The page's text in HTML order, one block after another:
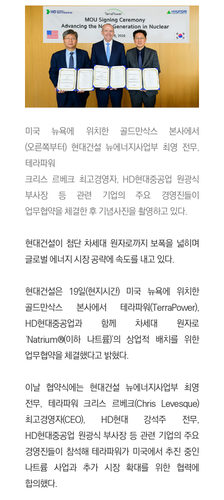
미국 뉴욕에 위치한 골드만삭스 본사에서
(오른쪽부터) 현대건설 뉴에너지사업부 최영 전무,
테라파워
크리스 르베크 최고경영자, HD현대중공업 원광식
부사장 등 관련 기업의 주요 경영진들이
업무협약을 체결한 후 기념사진을 촬영하고 있다.
현대건설이 첨단 차세대 원자로까지 보폭을 넓히며
글로벌 에너지 시장 공략에 속도를 내고 있다.
현대건설은 19일(현지시간) 미국 뉴욕에 위치한
골드만삭스 본사에서 테라파워(TerraPower),
HD현대중공업과 함께 차세대 원자로
‘Natrium®(이하 나트륨)’의 상업적 배치를 위한
업무협약을 체결했다고 밝혔다.
이날 협약식에는 현대건설 뉴에너지사업부 최영
전무, 테라파워 크리스 르베크(Chris Levesque)
최고경영자(CEO), HD현대 강석주 전무,
HD현대중공업 원광식 부사장 등 관련 기업의 주요
경영진들이 참석해 테라파워가 미국에서 추진 중인
나트륨 사업과 추가 시장 확대를 위한 협력에
합의했다.